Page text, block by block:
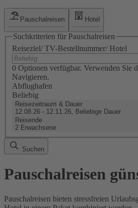
Pauschalreisen Hotel
Suchkriterien für Pauschalreisen
Reiseziel/ TV-Bestellnummer/ Hotel
0 Optionen verfügbar. Verwenden Sie
Navigieren.
Abflughafen
Beliebig
Reisezeitraum & Dauer
12.08.26 - 12.11.26, Beliebige Dauer
Reisende
2 Erwachsene
Suchen
Pauschalreisen
Pauschalreisen bieten stressfreien